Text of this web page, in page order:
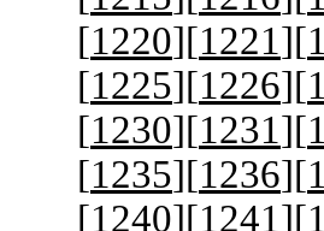
[1220][1221][
[1225][1226][
[1230][1231][
[1235][1236][
[1240][1241][